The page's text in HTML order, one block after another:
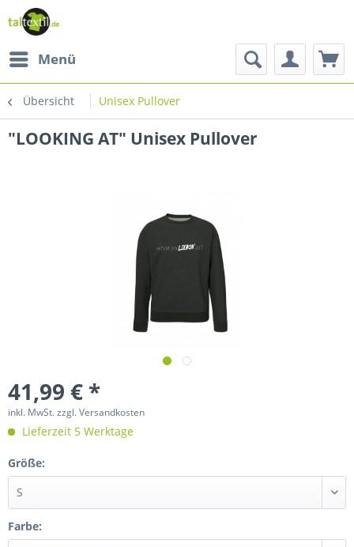
Menü
Übersicht Unisex Pullover
"LOOKING AT" Unisex Pullover
41,99 € *
inkl. MwSt.zzgl. Versandkosten
Lieferzeit 5 Werktage
Größe:
Farbe: